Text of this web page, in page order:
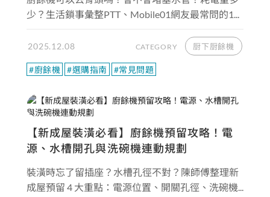
少？生活鎖事彙整PTT、Mobile01網友最常問的1...
2025.12.08 CATEGORY 厨下厨餘機
#廚餘機 #選購指南 #常見問題
【新成屋裝潢必看】廚餘機預留攻略！電
源、水槽開孔與洗碗機連動規劃
裝潢時忘了留插座？水槽孔徑不對？陳師傅整理新
成屋預留 4 大重點：電源位置、開關孔徑、洗碗機...